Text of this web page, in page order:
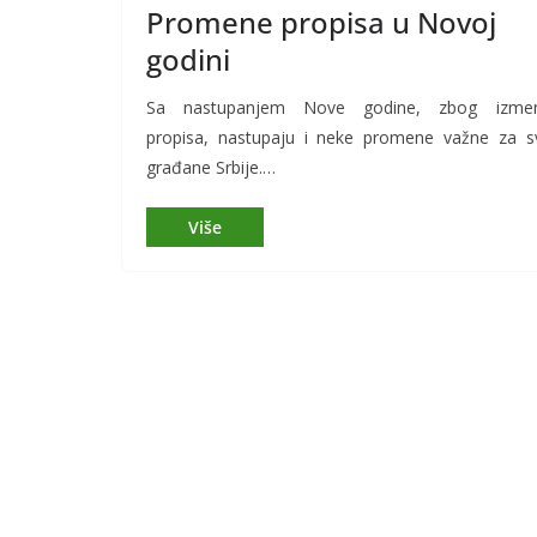
Promene propisa u Novoj
godini
Sa nastupanjem Nove godine, zbog
propisa, nastupaju i neke promene važne za
građane Srbije.…